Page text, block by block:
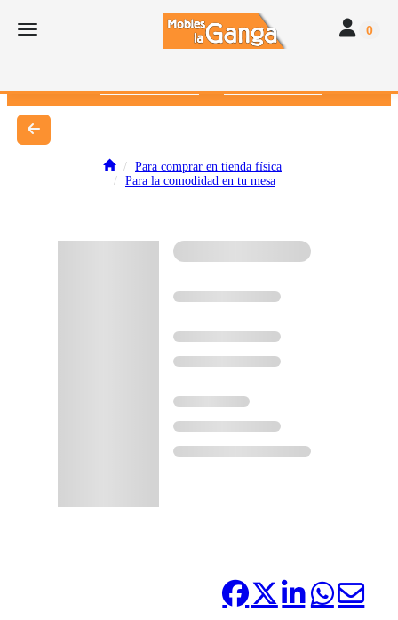
Toggle navigation Toggle
0
Para comprar en tienda física
Para la comodidad en tu mesa